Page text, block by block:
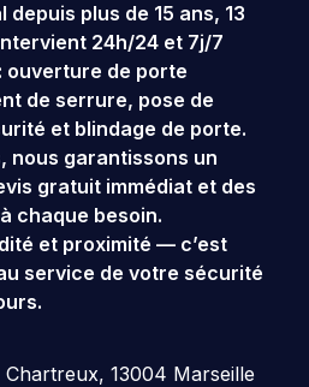
plus de 15 ans, 13
24h/24 et 7j/7
ouverture de porte
de serrure, pose de
et blindage de porte.
nous garantissons un
gratuit immédiat et des
chaque besoin.
et proximité — c’est
service de votre sécurité
Chartreux, 13004 Marseille